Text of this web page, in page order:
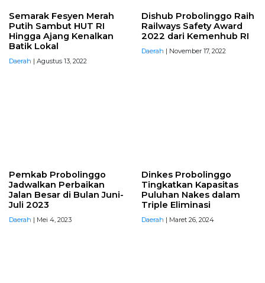
Semarak Fesyen Merah
Putih Sambut HUT RI
Hingga Ajang Kenalkan
Batik Lokal
Daerah | Agustus 13, 2022
Dishub Probolinggo Raih
Railways Safety Award
2022 dari Kemenhub RI
Daerah | November 17, 2022
Pemkab Probolinggo
Jadwalkan Perbaikan
Jalan Besar di Bulan Juni-
Juli 2023
Daerah | Mei 4, 2023
Dinkes Probolinggo
Tingkatkan Kapasitas
Puluhan Nakes dalam
Triple Eliminasi
Daerah | Maret 26, 2024